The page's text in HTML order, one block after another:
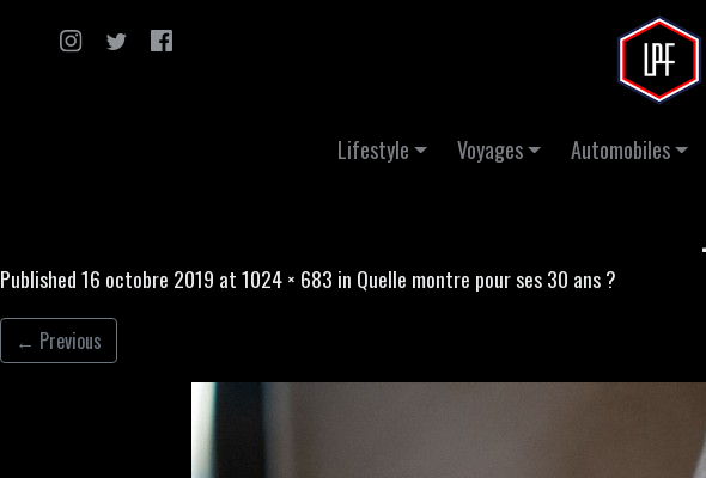
Lifestyle Voyages Automobiles
Published16 octobre 2019 at1024 × 683 in Quelle montre pour ses 30 ans ?
← Previous